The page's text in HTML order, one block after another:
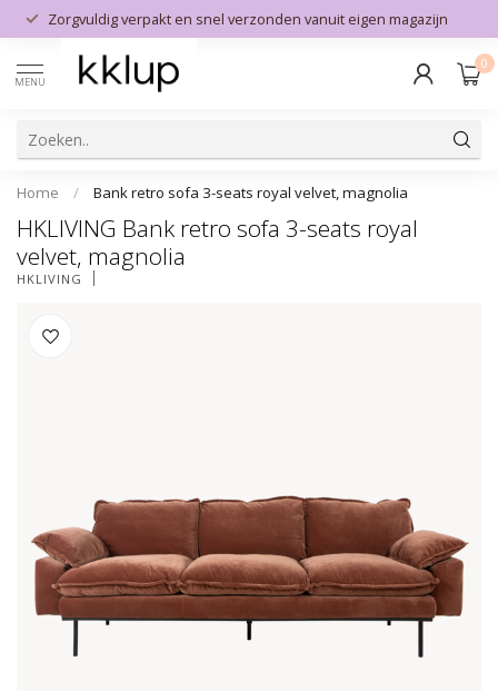
Zorgvuldig verpakt en snel verzonden vanuit eigen magazijn
MENU
0
Home / Bank retro sofa 3-seats royal velvet, magnolia
HKLIVING Bank retro sofa 3-seats royal
velvet, magnolia
HKLIVING